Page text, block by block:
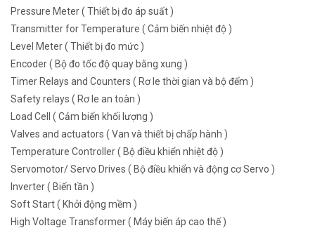
Pressure Meter ( Thiết bị đo áp suất )
Transmitter for Temperature ( Cảm biến nhiệt độ )
Level Meter ( Thiết bị đo mức )
Encoder ( Bộ đo tốc độ quay bằng xung )
Timer Relays and Counters ( Rơ le thời gian và bộ đếm )
Safety relays ( Rơ le an toàn )
Load Cell ( Cảm biến khối lượng )
Valves and actuators ( Van và thiết bị chấp hành )
Temperature Controller ( Bộ điều khiển nhiệt độ )
Servomotor/ Servo Drives ( Bộ điều khiển và động cơ Servo )
Inverter ( Biến tần )
Soft Start ( Khởi động mềm )
High Voltage Transformer ( Máy biến áp cao thế )